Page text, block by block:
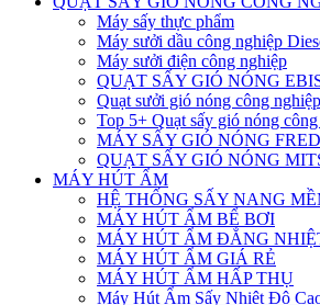
Máy sấy thực phẩm
Máy sưởi dầu công nghiệp
Máy sưởi điện công nghiệp
QUẠT SẤY GIÓ NÓNG
Quạt sưởi gió nóng công
Top 5+ Quạt sấy gió nóng
MÁY SẤY GIÓ NÓNG FRED
QUẠT SẤY GIÓ NÓNG
MÁY HÚT ẨM
HỆ THỐNG SẤY NANG
MÁY HÚT ẨM BỂ BƠI
MÁY HÚT ẨM ĐẲNG
MÁY HÚT ẨM GIÁ RẺ
MÁY HÚT ẨM HẤP THỤ
Máy Hút Ẩm Sấy Nhiệt Độ